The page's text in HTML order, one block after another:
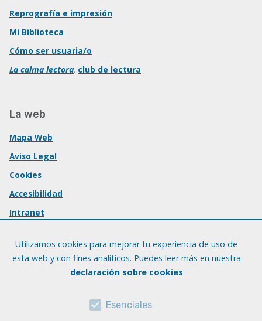
Reprografía e impresión
Mi Biblioteca
Cómo ser usuaria/o
La calma lectora, club de lectura
La web
Mapa Web
Aviso Legal
Cookies
Accesibilidad
Intranet
Utilizamos cookies para mejorar tu experiencia de uso de
esta web y con fines analíticos. Puedes leer más en nuestra
declaración sobre cookies
Esenciales